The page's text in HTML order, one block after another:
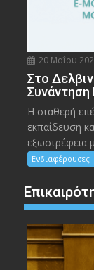
20 Μαΐου
Στο
Η σταθερή
εκπαίδευση
εξωστρέφεια
Ενδιαφέρουσες